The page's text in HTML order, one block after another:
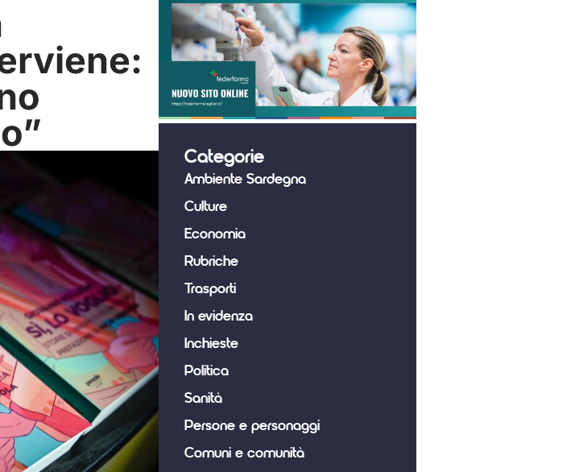
Categorie
Ambiente Sardegna
Culture
Economia
Rubriche
Trasporti
In evidenza
Inchieste
Politica
Sanità
Persone e personaggi
Comuni e comunità